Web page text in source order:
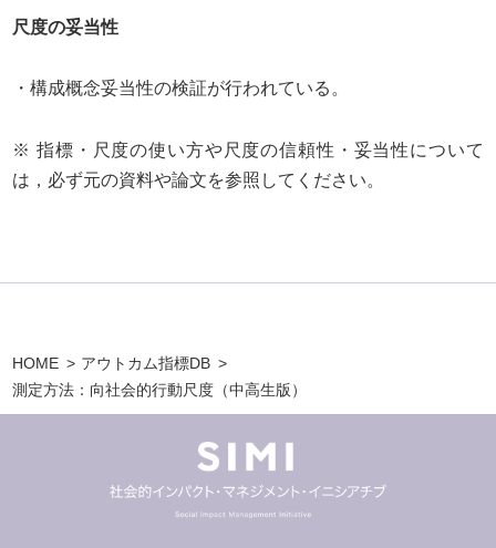
尺度の妥当性
・構成概念妥当性の検証が行われている。
※ 指標・尺度の使い方や尺度の信頼性・妥当性について
は，必ず元の資料や論文を参照してください。
HOME
アウトカム指標DB
測定方法：向社会的行動尺度（中高生版）